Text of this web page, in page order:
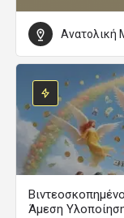
Ανατολική
Άμεση